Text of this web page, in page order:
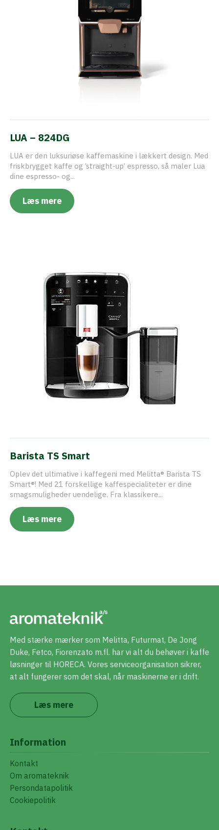
LUA – 824DG
LUA er den luksuriøse kaffemaskine i lækkert design. Med
friskbrygget kaffe og ’straight-up’ espresso, så maler Lua
dine espresso- og...
Læs mere
Barista TS Smart
Oplev det ultimative i kaffegeni med Melitta® Barista TS
Smart®! Med 21 forskellige kaffespecialiteter er dine
smagsmuligheder uendelige. Fra klassikere...
Læs mere
Med stærke mærker som Melitta, Futurmat, De Jong
Duke, Fetco, Fiorenzato m.fl. har vi alt du behøver i kaffe
løsninger til HORECA. Vores serviceorganisation sikrer,
at alt fungerer som det skal, når maskinerne er i drift.
Læs mere
Information
Kontakt
Om aromateknik
Persondatapolitik
Cookiepolitik